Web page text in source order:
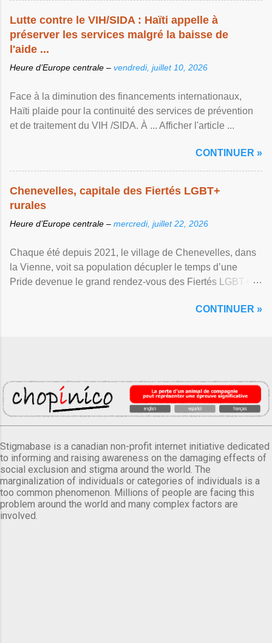
Lutte contre le VIH/SIDA : Haïti appelle à
préserver les services malgré la baisse de
l'aide ...
Heure d’Europe centrale – vendredi, juillet 10, 2026
Face à la diminution des financements internationaux,
Haïti plaide pour la continuité des services de prévention
et de traitement du VIH /SIDA. À ... Afficher l'article ...
CONTINUER »
Chenevelles, capitale des Fiertés LGBT+
rurales
Heure d’Europe centrale – mercredi, juillet 22, 2026
Chaque été depuis 2021, le village de Chenevelles, dans
la Vienne, voit sa population décupler le temps d’une
Pride devenue le grand rendez-vous des Fiertés LGBT+
CONTINUER »
Stigmabase is a canadian non-profit internet initiative dedicated
to informing and raising awareness on the damaging effects of
social exclusion and stigma around the world. The
marginalization of individuals or categories of individuals is a
too common phenomenon. Millions of people are facing this
problem around the world and many complex factors are
involved.